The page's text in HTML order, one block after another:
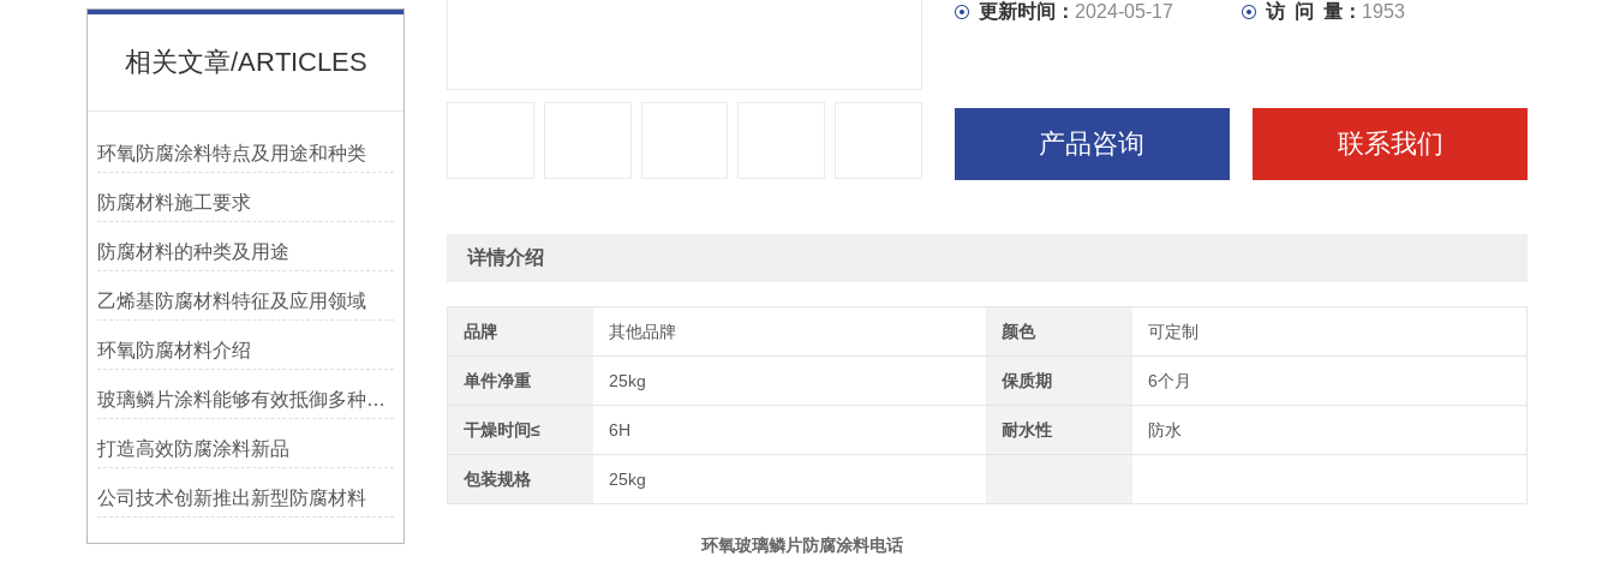
相关文章/ARTICLES
环氧防腐涂料特点及用途和种类
防腐材料施工要求
防腐材料的种类及用途
乙烯基防腐材料特征及应用领域
环氧防腐材料介绍
玻璃鳞片涂料能够有效抵御多种化学物质侵蚀
打造高效防腐涂料新品
公司技术创新推出新型防腐材料
更新时间： 2024-05-17 访 问 量： 1953
产品咨询 联系我们
详情介绍
品牌 其他品牌 颜色 可定制
单件净重 25kg 保质期 6个月
干燥时间≤ 6H 耐水性 防水
包装规格 25kg
环氧玻璃鳞片防腐涂料电话